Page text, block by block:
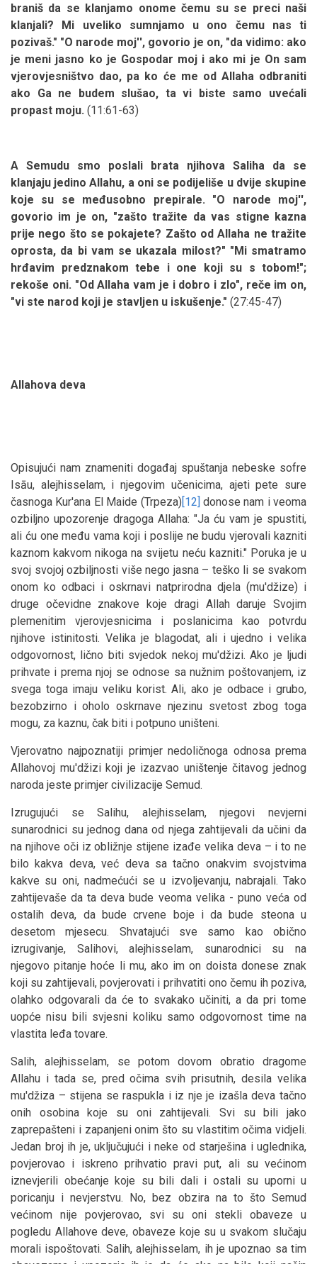
braniš da se klanjamo onome čemu su se preci naši
klanjali? Mi uveliko sumnjamo u ono čemu nas ti
pozivaš." "O narode moj'', govorio je on, "da vidimo: ako
je meni jasno ko je Gospodar moj i ako mi je On sam
vjerovjesništvo dao, pa ko će me od Allaha odbraniti
ako Ga ne budem slušao, ta vi biste samo uvećali
propast moju. (11:61-63)
A Semudu smo poslali brata njihova Saliha da se
klanjaju jedino Allahu, a oni se podijeliše u dvije skupine
koje su se međusobno prepirale. "O narode moj'',
govorio im je on, "zašto tražite da vas stigne kazna
prije nego što se pokajete? Zašto od Allaha ne tražite
oprosta, da bi vam se ukazala milost?" "Mi smatramo
hrđavim predznakom tebe i one koji su s tobom!";
rekoše oni. "Od Allaha vam je i dobro i zlo", reče im on,
"vi ste narod koji je stavljen u iskušenje." (27:45-47)
Allahova deva
Opisujući nam znameniti događaj spuštanja nebeske sofre
Isāu, alejhisselam, i njegovim učenicima, ajeti pete sure
časnoga Kur'ana El Maide (Trpeza)[12] donose nam i veoma
ozbiljno upozorenje dragoga Allaha: "Ja ću vam je spustiti,
ali ću one među vama koji i poslije ne budu vjerovali kazniti
kaznom kakvom nikoga na svijetu neću kazniti." Poruka je u
svoj svojoj ozbiljnosti više nego jasna – teško li se svakom
onom ko odbaci i oskrnavi natprirodna djela (mu'džize) i
druge očevidne znakove koje dragi Allah daruje Svojim
plemenitim vjerovjesnicima i poslanicima kao potvrdu
njihove istinitosti. Velika je blagodat, ali i ujedno i velika
odgovornost, lično biti svjedok nekoj mu'džizi. Ako je ljudi
prihvate i prema njoj se odnose sa nužnim poštovanjem, iz
svega toga imaju veliku korist. Ali, ako je odbace i grubo,
bezobzirno i oholo oskrnave njezinu svetost zbog toga
mogu, za kaznu, čak biti i potpuno uništeni.
Vjerovatno najpoznatiji primjer nedoličnoga odnosa prema
Allahovoj mu'džizi koji je izazvao uništenje čitavog jednog
naroda jeste primjer civilizacije Semud.
Izrugujući se Salihu, alejhisselam, njegovi nevjerni
sunarodnici su jednog dana od njega zahtijevali da učini da
na njihove oči iz obližnje stijene izađe velika deva – i to ne
bilo kakva deva, već deva sa tačno onakvim svojstvima
kakve su oni, nadmećući se u izvoljevanju, nabrajali. Tako
zahtijevaše da ta deva bude veoma velika - puno veća od
ostalih deva, da bude crvene boje i da bude steona u
desetom mjesecu. Shvatajući sve samo kao obično
izrugivanje, Salihovi, alejhisselam, sunarodnici su na
njegovo pitanje hoće li mu, ako im on doista donese znak
koji su zahtijevali, povjerovati i prihvatiti ono čemu ih poziva,
olahko odgovarali da će to svakako učiniti, a da pri tome
uopće nisu bili svjesni koliku samo odgovornost time na
vlastita leđa tovare.
Salih, alejhisselam, se potom dovom obratio dragome
Allahu i tada se, pred očima svih prisutnih, desila velika
mu'džiza – stijena se raspukla i iz nje je izašla deva tačno
onih osobina koje su oni zahtijevali. Svi su bili jako
zaprepašteni i zapanjeni onim što su vlastitim očima vidjeli.
Jedan broj ih je, uključujući i neke od starješina i uglednika,
povjerovao i iskreno prihvatio pravi put, ali su većinom
iznevjerili obećanje koje su bili dali i ostali su uporni u
poricanju i nevjerstvu. No, bez obzira na to što Semud
većinom nije povjerovao, svi su oni stekli obaveze u
pogledu Allahove deve, obaveze koje su u svakom slučaju
morali ispoštovati. Salih, alejhisselam, ih je upoznao sa tim